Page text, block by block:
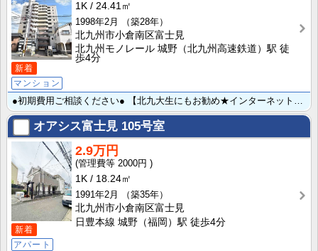
新着
マンション
1K
24.41㎡
1998年2月
（築28年）
北九州市小倉南区富士見
北九州モノレール 城野（北九州高速鉄道）駅 徒
歩4分
●初期費用ご相談ください● 【北九大生にもお勧め★インターネット無料♪】 インターネット無料☆最寄り･･･
オアシス富士見 105号室
新着
アパート
2.9万円
2000円
1K
18.24㎡
1991年2月
（築35年）
北九州市小倉南区富士見
日豊本線 城野（福岡）駅 徒歩4分